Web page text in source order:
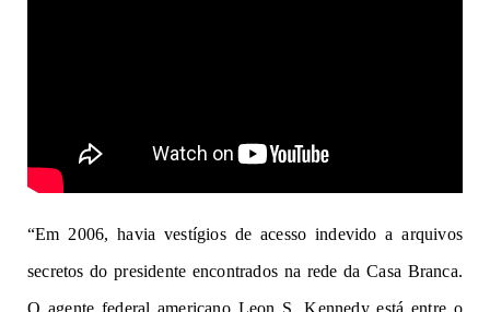
“Em 2006, havia vestígios de acesso indevido a arquivos
secretos do presidente encontrados na rede da Casa Branca.
O agente federal americano Leon S. Kennedy está entre o